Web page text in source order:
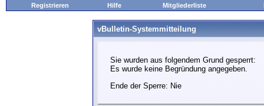
Registrieren Hilfe Mitgliederliste
vBulletin-Systemmitteilung
Sie wurden aus folgendem Grund gesperrt:
Es wurde keine Begründung angegeben.
Ende der Sperre: Nie